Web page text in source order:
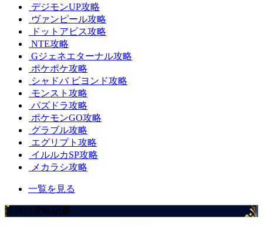
デジモンUP攻略
ヴァンピール攻略
ドットアビス攻略
NTE攻略
Gジェネエターナル攻略
ポケポケ攻略
シャドバ ビヨンド攻略
モンスト攻略
パズドラ攻略
ポケモンGO攻略
グラブル攻略
エグリプト攻略
イルルカSP攻略
メカラシ攻略
一覧を見る
注目の攻略記事